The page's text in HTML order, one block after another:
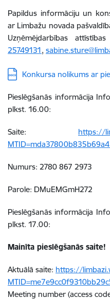
Papildus informāciju un
ar Limbažu novada
Uzņēmējdarbības
25749131,
Lejupielādēt:
Konkursa nolikums ar
Pieslēgšanās informācija
plkst. 16.00:
Saite: https://
Numurs: 2780 867 2973
Parole: DMuEMGmH272
Pieslēgšanās informācija
plkst. 17.00:
Mainīta pieslēgšanās saite!
Aktuālā saite: https://
Meeting number (access